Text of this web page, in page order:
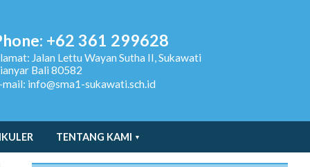
+62 361 299628
Jalan Lettu Wayan Sutha II, Sukawati
Bali 80582
mail: info@sma1-sukawati.sch.id
TENTANG KAMI